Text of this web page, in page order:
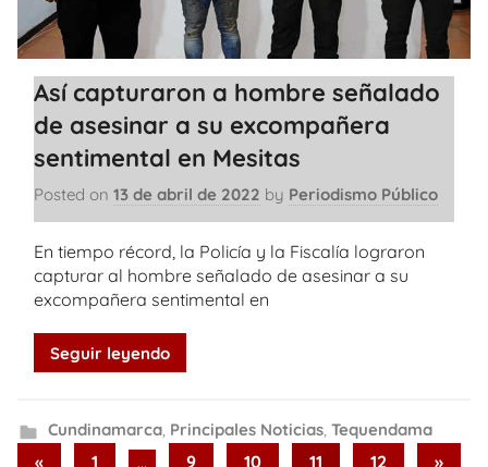
Así capturaron a hombre señalado
de asesinar a su excompañera
sentimental en Mesitas
Posted on 13 de abril de 2022 by Periodismo Público
En tiempo récord, la Policía y la Fiscalía lograron
capturar al hombre señalado de asesinar a su
excompañera sentimental en
Seguir leyendo
Cundinamarca, Principales Noticias, Tequendama
«Previous
1 … 9 10 11 12
Next
»